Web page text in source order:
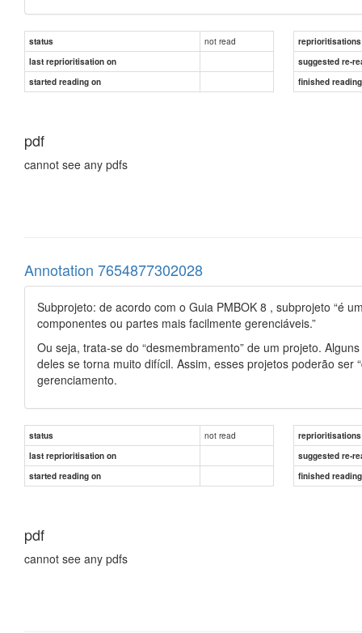
status not read
reprioritisations
last reprioritisation on
suggested re-
started reading on
finished
pdf
cannot see any pdfs
Annotation 7654877302028
Subprojeto: de acordo com o Guia PMBOK 8 , subprojeto “é
componentes ou partes mais facilmente gerenciáveis.”
Ou seja, trata-se do “desmembramento” de um projeto.
deles se torna muito difícil. Assim, esses projetos poderão ser
gerenciamento.
status not read
reprioritisations
last reprioritisation on
suggested re-
started reading on
finished
pdf
cannot see any pdfs